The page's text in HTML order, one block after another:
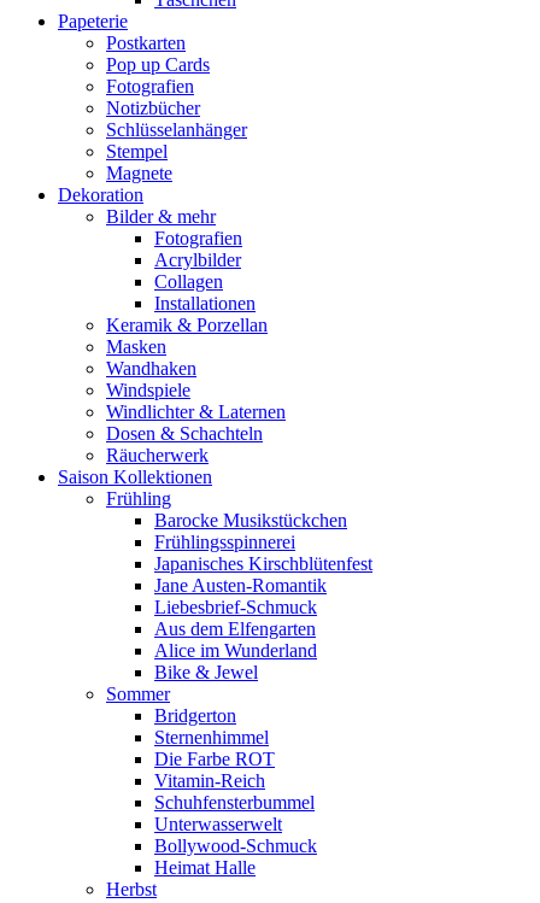
Papeterie
Postkarten
Pop up Cards
Fotografien
Notizbücher
Schlüsselanhänger
Stempel
Magnete
Dekoration
Bilder & mehr
Fotografien
Acrylbilder
Collagen
Installationen
Keramik & Porzellan
Masken
Wandhaken
Windspiele
Windlichter & Laternen
Dosen & Schachteln
Räucherwerk
Saison Kollektionen
Frühling
Barocke Musikstückchen
Frühlingsspinnerei
Japanisches Kirschblütenfest
Jane Austen-Romantik
Liebesbrief-Schmuck
Aus dem Elfengarten
Alice im Wunderland
Bike & Jewel
Sommer
Bridgerton
Sternenhimmel
Die Farbe ROT
Vitamin-Reich
Schuhfensterbummel
Unterwasserwelt
Bollywood-Schmuck
Heimat Halle
Herbst